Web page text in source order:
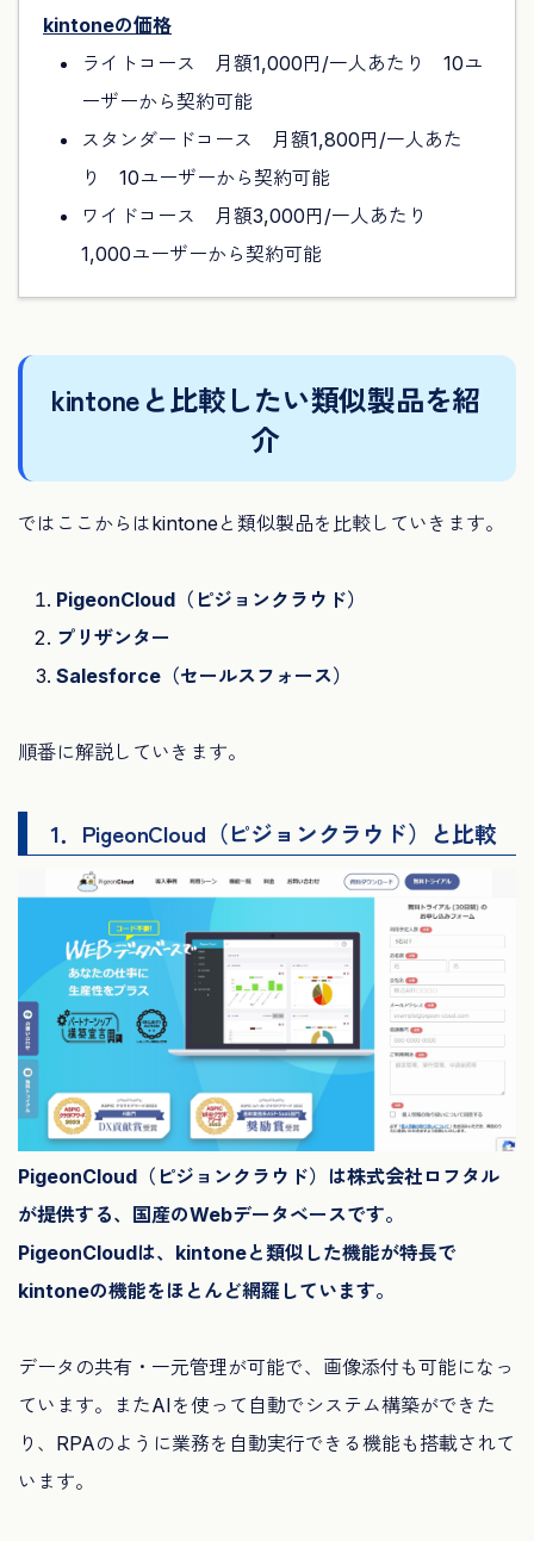
kintoneの価格
ライトコース 月額1,000円/一人あたり 10ユ
ーザーから契約可能
スタンダードコース 月額1,800円/一人あた
り 10ユーザーから契約可能
ワイドコース 月額3,000円/一人あたり
1,000ユーザーから契約可能
kintoneと比較したい類似製品を紹
介
ではここからはkintoneと類似製品を比較していきます。
PigeonCloud（ピジョンクラウド）
プリザンター
Salesforce（セールスフォース）
順番に解説していきます。
1．PigeonCloud（ピジョンクラウド）と比較
PigeonCloud（ピジョンクラウド）は株式会社ロフタル
が提供する、国産のWebデータベースです。
PigeonCloudは、kintoneと類似した機能が特長で
kintoneの機能をほとんど網羅しています。
データの共有・一元管理が可能で、画像添付も可能になっ
ています。またAIを使って自動でシステム構築ができた
り、RPAのように業務を自動実行できる機能も搭載されて
います。